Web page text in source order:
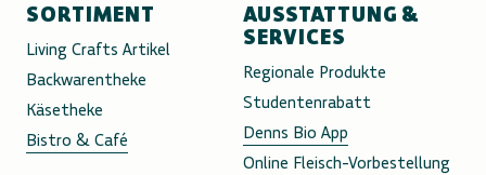
SORTIMENT
Living Crafts Artikel
Backwarentheke
Käsetheke
Bistro & Café
AUSSTATTUNG &
SERVICES
Regionale Produkte
Studentenrabatt
Denns Bio App
Online Fleisch-Vorbestellung